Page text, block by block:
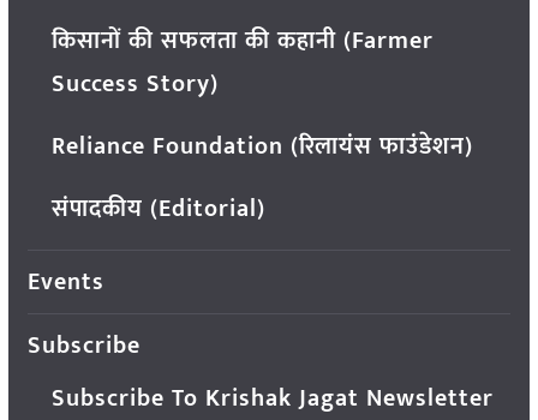
किसानों की सफलता की कहानी (Farmer
Success Story)
Reliance Foundation (रिलायंस फाउंडेशन)
संपादकीय (Editorial)
Events
Subscribe
Subscribe To Krishak Jagat Newsletter